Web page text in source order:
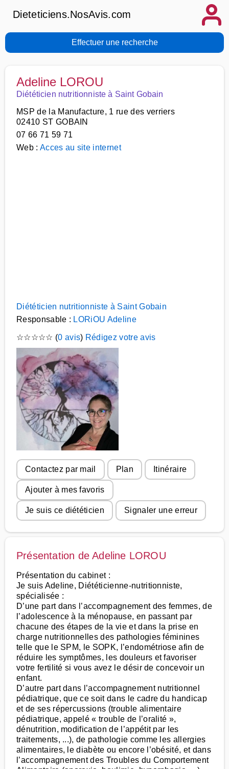
Dieteticiens.NosAvis.com
Effectuer une recherche
Adeline LOROU
Diététicien nutritionniste à Saint Gobain
MSP de la Manufacture, 1 rue des verriers
02410 ST GOBAIN
07 66 71 59 71
Web : Acces au site internet
Diététicien nutritionniste à Saint Gobain
Responsable : LORiOU Adeline
☆☆☆☆☆ (0 avis) Rédigez votre avis
Contactez par mail Plan Itinéraire
Ajouter à mes favoris
Je suis ce diététicien Signaler une erreur
Présentation de Adeline LOROU
Présentation du cabinet :
Je suis Adeline, Diététicienne-nutritionniste,
spécialisée :
D’une part dans l’accompagnement des femmes, de
l’adolescence à la ménopause, en passant par
chacune des étapes de la vie et dans la prise en
charge nutritionnelles des pathologies féminines
telle que le SPM, le SOPK, l’endométriose afin de
réduire les symptômes, les douleurs et favoriser
votre fertilité si vous avez le désir de concevoir un
enfant.
D’autre part dans l’accompagnement nutritionnel
pédiatrique, que ce soit dans le cadre du handicap
et de ses répercussions (trouble alimentaire
pédiatrique, appelé « trouble de l’oralité »,
dénutrition, modification de l’appétit par les
traitements, ...), de pathologie comme les allergies
alimentaires, le diabète ou encore l’obésité, et dans
l’accompagnement des Troubles du Comportement